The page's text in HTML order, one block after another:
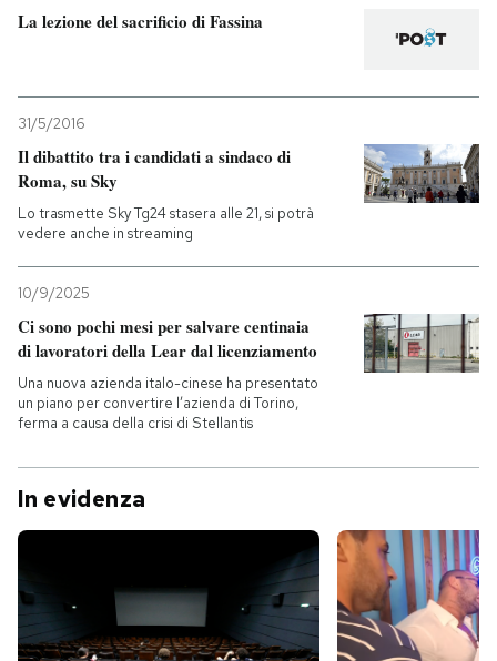
La lezione del sacrificio di Fassina
31/5/2016
Il dibattito tra i candidati a sindaco di
Roma, su Sky
Lo trasmette Sky Tg24 stasera alle 21, si potrà
vedere anche in streaming
10/9/2025
Ci sono pochi mesi per salvare centinaia
di lavoratori della Lear dal licenziamento
Una nuova azienda italo-cinese ha presentato
un piano per convertire l’azienda di Torino,
ferma a causa della crisi di Stellantis
In evidenza